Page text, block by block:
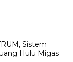
Sistem
Hulu Migas